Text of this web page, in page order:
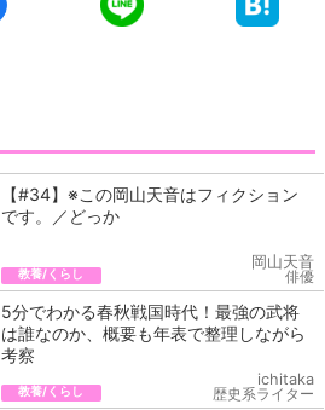
【#34】※この岡山天音はフィクション
です。／どっか
教養/くらし
岡山天音
俳優
5分でわかる春秋戦国時代！最強の武将
は誰なのか、概要も年表で整理しながら
考察
教養/くらし
ichitaka
歴史系ライター